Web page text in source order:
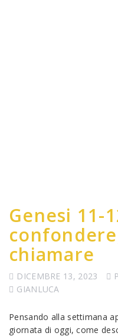
Genesi 11-
chiamare
DICEMBRE 13, 2023
GIANLUCA
Pensando alla settimana
giornata di oggi, come